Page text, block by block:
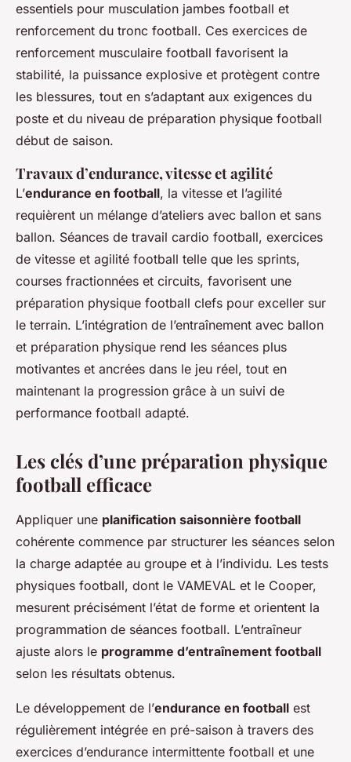
essentiels pour musculation jambes football et
renforcement du tronc football. Ces exercices de
renforcement musculaire football favorisent la
stabilité, la puissance explosive et protègent contre
les blessures, tout en s’adaptant aux exigences du
poste et du niveau de préparation physique football
début de saison.
Travaux d’endurance, vitesse et agilité
L’endurance en football, la vitesse et l’agilité
requièrent un mélange d’ateliers avec ballon et sans
ballon. Séances de travail cardio football, exercices
de vitesse et agilité football telle que les sprints,
courses fractionnées et circuits, favorisent une
préparation physique football clefs pour exceller sur
le terrain. L’intégration de l’entraînement avec ballon
et préparation physique rend les séances plus
motivantes et ancrées dans le jeu réel, tout en
maintenant la progression grâce à un suivi de
performance football adapté.
Les clés d’une préparation physique
football efficace
Appliquer une planification saisonnière football
cohérente commence par structurer les séances selon
la charge adaptée au groupe et à l’individu. Les tests
physiques football, dont le VAMEVAL et le Cooper,
mesurent précisément l’état de forme et orientent la
programmation de séances football. L’entraîneur
ajuste alors le programme d’entraînement football
selon les résultats obtenus.
Le développement de l’endurance en football est
régulièrement intégrée en pré-saison à travers des
exercices d’endurance intermittente football et une